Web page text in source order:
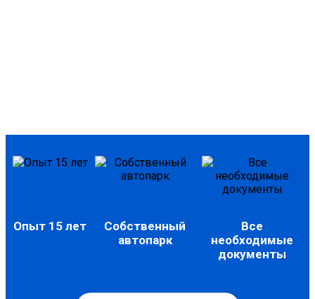
Опыт 15 лет
Собственный
автопарк
Все
необходимые
документы